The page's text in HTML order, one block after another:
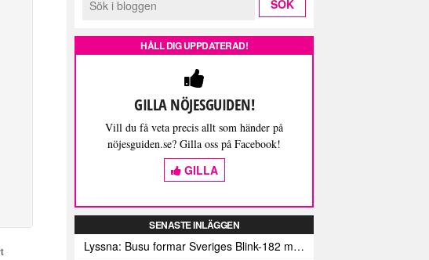
HÅLL DIG UPPDATERAD!
GILLA NÖJESGUIDEN!
Vill du få veta precis allt som händer på
nöjesguiden.se? Gilla oss på Facebook!
GILLA
SENASTE INLÄGGEN
Lyssna: Busu formar Sveriges Blink-182 med sin nya pop-punk-rap-låt